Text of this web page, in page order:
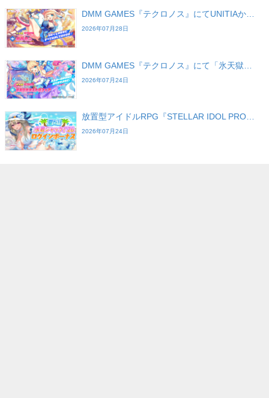
DMM GAMES『テクロノス』にてUNITIAか…
2026年07月28日
DMM GAMES『テクロノス』にて「氷天獄…
2026年07月24日
放置型アイドルRPG『STELLAR IDOL PRO…
2026年07月24日